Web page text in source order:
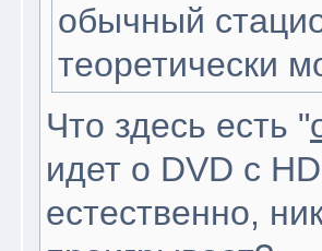
обычный
теоретически
Что здесь есть "
идет о DVD с
естественно,